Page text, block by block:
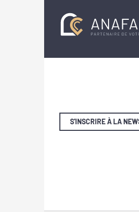
S'INSCRIRE À LA